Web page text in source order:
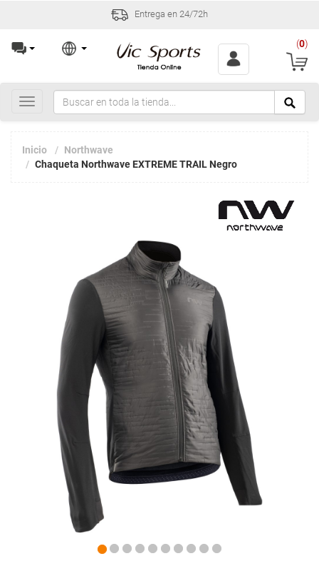
Entrega en 24/72h
(0)
Toggle
navigation
Inicio
Northwave
Chaqueta Northwave EXTREME TRAIL Negro